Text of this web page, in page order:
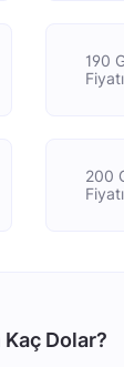
190
Fiyatı
200
Fiyatı
Kaç Dolar?